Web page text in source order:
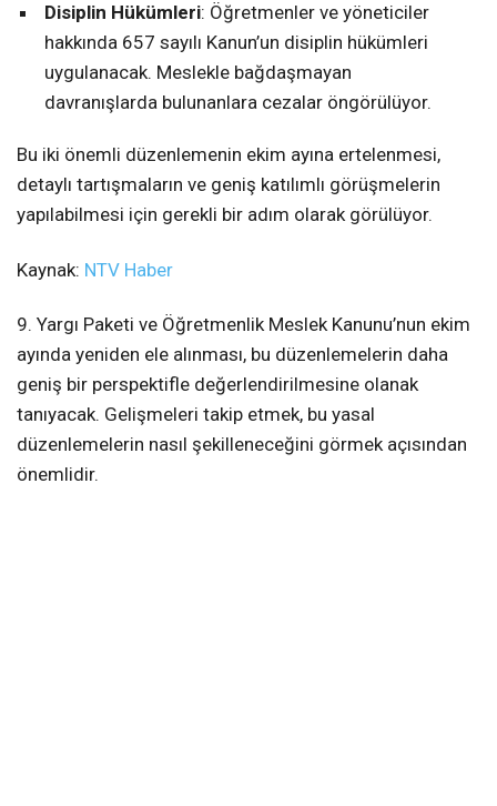
Disiplin Hükümleri: Öğretmenler ve yöneticiler
hakkında 657 sayılı Kanun’un disiplin hükümleri
uygulanacak. Meslekle bağdaşmayan
davranışlarda bulunanlara cezalar öngörülüyor.
Bu iki önemli düzenlemenin ekim ayına ertelenmesi,
detaylı tartışmaların ve geniş katılımlı görüşmelerin
yapılabilmesi için gerekli bir adım olarak görülüyor.
Kaynak: NTV Haber
9. Yargı Paketi ve Öğretmenlik Meslek Kanunu’nun ekim
ayında yeniden ele alınması, bu düzenlemelerin daha
geniş bir perspektifle değerlendirilmesine olanak
tanıyacak. Gelişmeleri takip etmek, bu yasal
düzenlemelerin nasıl şekilleneceğini görmek açısından
önemlidir.